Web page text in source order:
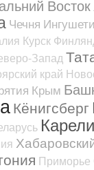
Восток
Чечня
Курск
Запад
край
Крым
Кёнигсберг
Приморье